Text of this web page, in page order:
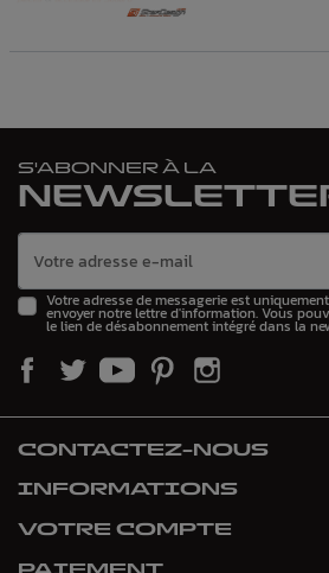
S'ABONNER À LA
Votre adresse de messagerie est
envoyer notre lettre d'information. Vous
le lien de désabonnement intégré dans la
CONTACTEZ-NOUS
INFORMATIONS
VOTRE COMPTE